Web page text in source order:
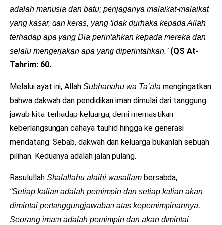
adalah manusia dan batu; penjaganya malaikat-malaikat
yang kasar, dan keras, yang tidak durhaka kepada Allah
terhadap apa yang Dia perintahkan kepada mereka dan
selalu mengerjakan apa yang diperintahkan.” (QS At-
Tahrim: 60.
Melalui ayat ini, Allah Subhanahu wa Ta’ala mengingatkan
bahwa dakwah dan pendidikan iman dimulai dari tanggung
jawab kita terhadap keluarga, demi memastikan
keberlangsungan cahaya tauhid hingga ke generasi
mendatang. Sebab, dakwah dan keluarga bukanlah sebuah
pilihan. Keduanya adalah jalan pulang.
Rasulullah Shalallahu alaihi wasallam bersabda,
“Setiap kalian adalah pemimpin dan setiap kalian akan
dimintai pertanggungjawaban atas kepemimpinannya.
Seorang imam adalah pemimpin dan akan dimintai